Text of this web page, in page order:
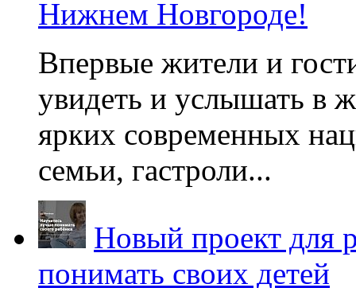
Нижнем Новгороде!
Впервые жители и
увидеть и услышать в
ярких современных
семьи, гастроли...
Новый проект для
понимать своих детей